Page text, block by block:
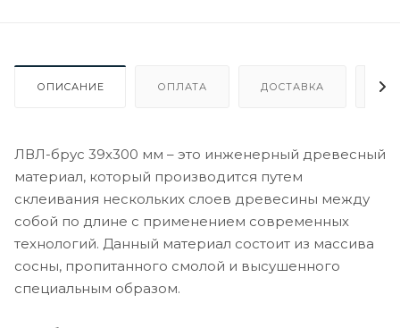
ОПИСАНИЕ ОПЛАТА ДОСТАВКА
ЛВЛ-брус 39х300 мм – это инженерный древесный
материал, который производится путем
склеивания нескольких слоев древесины между
собой по длине с применением современных
технологий. Данный материал состоит из массива
сосны, пропитанного смолой и высушенного
специальным образом.